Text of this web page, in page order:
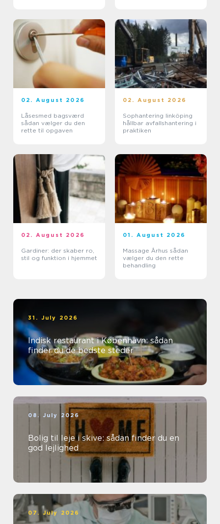
02. August 2026
Låsesmed bagsværd
sådan vælger du den
rette til opgaven
02. August 2026
Sophantering linköping
hållbar avfallshantering i
praktiken
02. August 2026
Gardiner: der skaber ro,
stil og funktion i hjemmet
01. August 2026
Massage Århus sådan
vælger du den rette
behandling
31. July 2026
Indisk restaurant i København: sådan
finder du de bedste steder
08. July 2026
Bolig til leje i skive: sådan finder du en
god lejlighed
07. July 2026